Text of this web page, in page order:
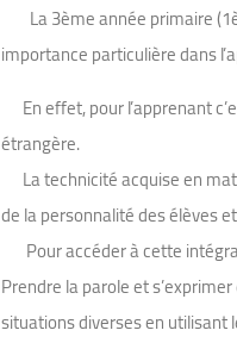
La 3ème année primaire
importance particulière dans
En effet, pour l’apprenant
étrangère.
La technicité acquise en
de la personnalité des élèves
Pour accéder à cette
Prendre la parole et
situations diverses en utilisant